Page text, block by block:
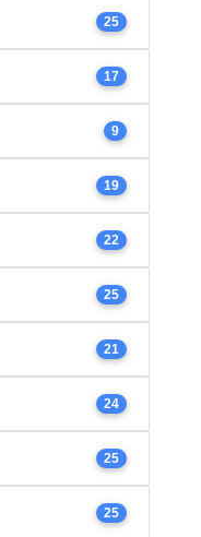
25
17
9
19
22
25
21
24
25
25